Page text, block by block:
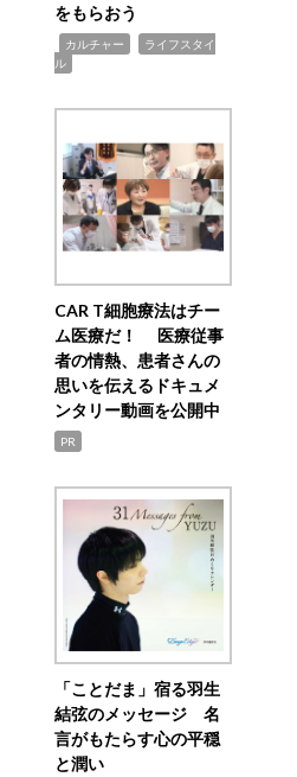
をもらおう
カルチャー
ライフスタイ
ル
CAR T細胞療法はチー
ム医療だ！ 医療従事
者の情熱、患者さんの
思いを伝えるドキュメ
ンタリー動画を公開中
PR
「ことだま」宿る羽生
結弦のメッセージ 名
言がもたらす心の平穏
と潤い